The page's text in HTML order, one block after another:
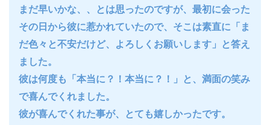
まだ早いかな、、とは思ったのですが、最初に会った
その日から彼に惹かれていたので、そこは素直に「ま
だ色々と不安だけど、よろしくお願いします」と答え
ました。
彼は何度も「本当に？！本当に？！」と、満面の笑み
で喜んでくれました。
彼が喜んでくれた事が、とても嬉しかったです。